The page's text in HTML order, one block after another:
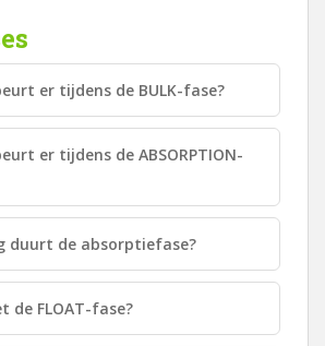
er tijdens de BULK-fase?
er tijdens de ABSORPTION-
duurt de absorptiefase?
de FLOAT-fase?